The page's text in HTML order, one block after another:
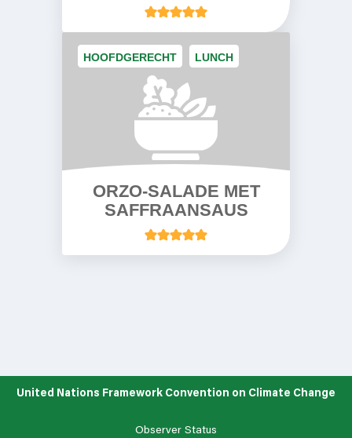
HOOFDGERECHT LUNCH
ORZO-SALADE MET
SAFFRAANSAUS
United Nations Framework Convention on Climate Change
Observer Status